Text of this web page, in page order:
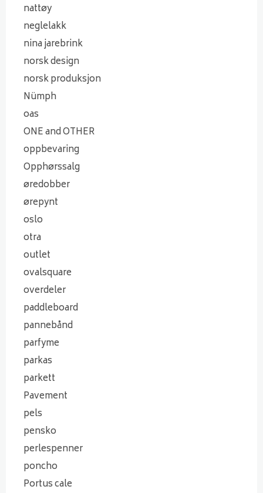
nattøy
neglelakk
nina jarebrink
norsk design
norsk produksjon
Nümph
oas
ONE and OTHER
oppbevaring
Opphørssalg
øredobber
ørepynt
oslo
otra
outlet
ovalsquare
overdeler
paddleboard
pannebånd
parfyme
parkas
parkett
Pavement
pels
pensko
perlespenner
poncho
Portus cale